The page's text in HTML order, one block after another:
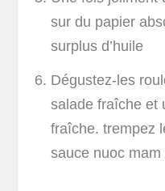
sur du papier
surplus d’huile
Dégustez-les
salade fraîche et
fraîche. trempez
sauce nuoc